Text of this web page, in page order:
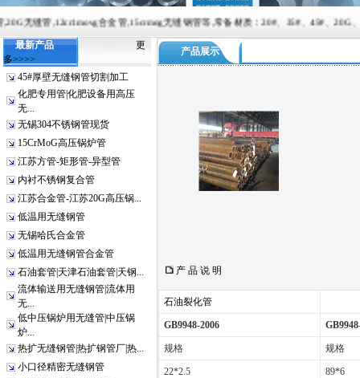
缝管,12cr1movg合金管,15crmog无缝钢管等,常备材质：20#、35#、45#、20G
最新产品
更
多>>>>
45#厚壁无缝钢管切割加工
化肥专用管|化肥设备用高压
无...
无锡304不锈钢管现货
15CrMoG高压锅炉管
江苏方管-矩形管-异型管
内衬不锈钢复合管
江苏合金管-江苏20G高压锅...
低温用无缝钢管
无锡哈氏合金管
低温用无缝钢管合金管
石油套管|天津石油套管|天钢...
流体输送用无缝钢管|流体用
无...
低中压锅炉用无缝管|中压锅
炉...
热扩无缝钢管|热扩钢管厂|热...
小口径精密无缝钢管
产品展示
产 品 说 明
石油裂化管
GB9948-2006
规格 规格
22*2.5 89*6